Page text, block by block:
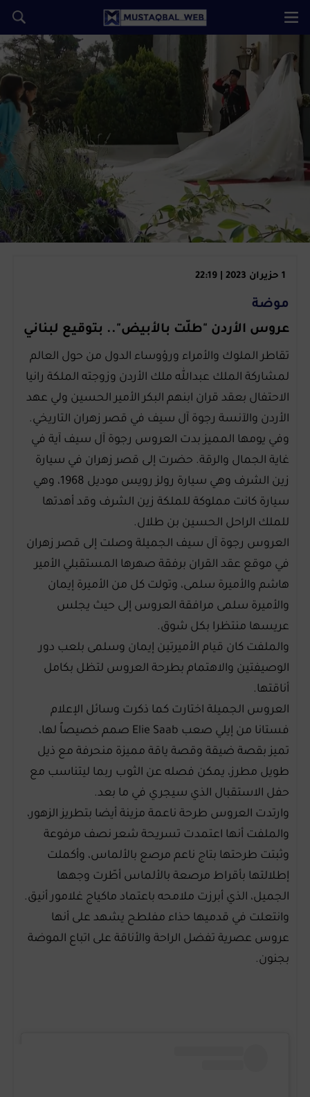
1 حزيران 2023 | 22:19
موضة
عروس الأردن "طلّت بالأبيض".. بتوقيع لبناني
تقاطر الملوك والأمراء ورؤوساء الدول من حول العالم
لمشاركة الملك عبدالله ملك الأردن وزوجته الملكة رانيا
الاحتفال بعقد قران ابنهم البكر الأمير الحسين ولي عهد
الأردن والآنسة رجوة آل سيف في قصر زهران التاريخي.
وفي يومها المميز بدت العروس رجوة آل سيف آية في
غاية الجمال والرقة. حضرت إلى قصر زهران في سيارة
زين الشرف وهي سيارة رولز رويس موديل 1968، وهي
سيارة كانت مملوكة للملكة زين الشرف وقد أهدتها
للملك الراحل الحسين بن طلال.
العروس رجوة آل سيف الجميلة وصلت إلى قصر زهران
في موقع عقد القران برفقة صهرها المستقبلي الأمير
هاشم والأميرة سلمى، وتولت كل من الأميرة إيمان
والأميرة سلمى مرافقة العروس إلى حيث يجلس
عريسها منتظرا بكل شوق.
والملفت كان قيام الأميرتين إيمان وسلمى بلعب دور
الوصيفتين والاهتمام بطرحة العروس لتظل بكامل
أناقتها.
العروس الجميلة اختارت كما ذكرت وسائل الإعلام
فستانا من إيلي صعب Elie Saab صمم خصيصاً لها،
تميز بقصة ضيقة وقصة ياقة مميزة منحرفة مع ذيل
طويل مطرز، يمكن فصله عن الثوب ربما ليتناسب مع
حفل الاستقبال الذي سيجري في ما بعد.
وارتدت العروس طرحة ناعمة مزينة أيضا بتطريز الزهور،
والملفت أنها اعتمدت تسريحة شعر نصف مرفوعة
وثبتت طرحتها بتاج ناعم مرصع بالألماس، وأكملت
إطلالتها بأقراط مرصعة بالألماس أطّرت وجهها
الجميل، الذي أبرزت ملامحه باعتماد ماكياج غلامور أنيق.
وانتعلت في قدميها حذاء مفلطح يشهد على أنها
عروس عصرية تفضل الراحة والأناقة على اتباع الموضة
بجنون.